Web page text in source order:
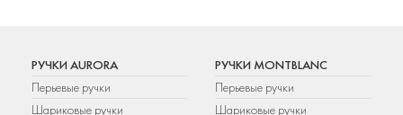
РУЧКИ AURORA
Перьевые ручки
Шариковые ручки
РУЧКИ MONTBLANC
Перьевые ручки
Шариковые ручки